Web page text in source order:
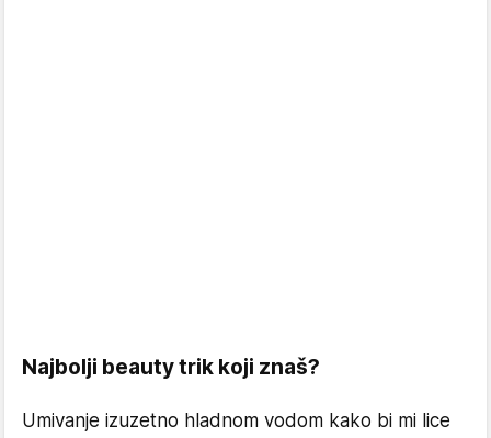
Najbolji beauty trik koji znaš?
Umivanje izuzetno hladnom vodom kako bi mi lice